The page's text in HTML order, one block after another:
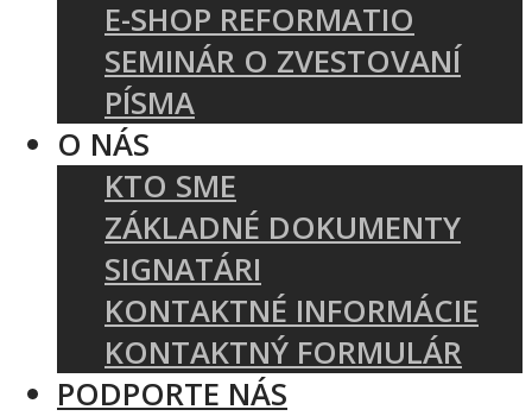
E-SHOP REFORMATIO
SEMINÁR O ZVESTOVANÍ
PÍSMA
O NÁS
KTO SME
ZÁKLADNÉ DOKUMENTY
SIGNATÁRI
KONTAKTNÉ INFORMÁCIE
KONTAKTNÝ FORMULÁR
PODPORTE NÁS